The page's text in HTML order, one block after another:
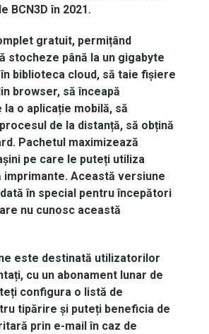
BCN3Dîn 2021.
gratuit, permițând
stocheze până la un gigabyte
în biblioteca cloud, să taie fișiere
browser, să înceapă
la o aplicație mobilă, să
procesul de la distanță, să obțină
Pachetul maximizează
pe care le puteți utiliza
imprimante. Această versiune
în special pentru începători
nu cunosc această
este destinată utilizatorilor
, cu un abonament lunar de
configura o listă de
tipărire și puteți beneficia de
prin e-mailîn caz de